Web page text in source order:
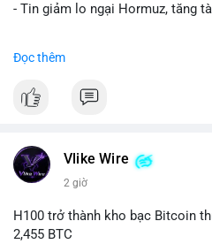
- Tin giảm lo ngại Hormuz, tăng
📰 Nguồn: CoinDesk
Đọc thêm
Vlike Wire
2 giờ
H100 trở thành kho bạc Bitcoin
2,455 BTC